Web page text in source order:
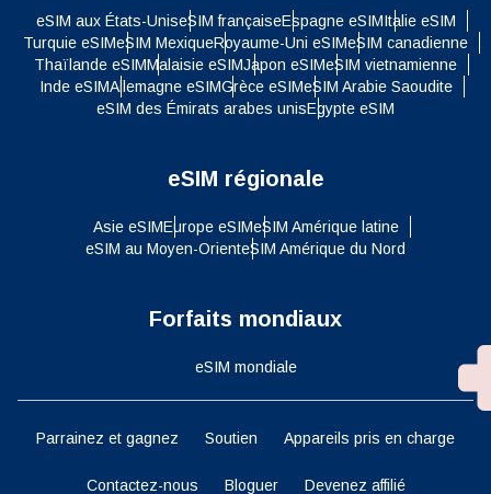
eSIM aux États-UniseSIM françaiseEspagne eSIMItalie eSIM
Turquie eSIMeSIM MexiqueRoyaume-Uni eSIMeSIM canadienne
Thaïlande eSIMMalaisie eSIMJapon eSIMeSIM vietnamienne
Inde eSIMAllemagne eSIMGrèce eSIMeSIM Arabie Saoudite
eSIM des Émirats arabes unisEgypte eSIM
eSIM régionale
Asie eSIMEurope eSIMeSIM Amérique latine
eSIM au Moyen-OrienteSIM Amérique du Nord
Forfaits mondiaux
eSIM mondiale
Parrainez et gagnez Soutien Appareils pris en charge
Contactez-nous Bloguer Devenez affilié